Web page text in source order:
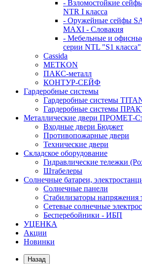
- Взломостойкие
NTR I класса
- Оружейные сейфы
MAXI - Словакия
- Мебельные и
серии NTL "S1 класса"
Cassida
METKON
ПАКС-металл
КОНТУР-СЕЙФ
Гардеробные системы
Гардеробные системы
Гардеробные системы
Металлические двери ПРОМЕТ-
Входные двери Бюджет
Противопожарные двери
Технические двери
Складское оборудование
Гидравлические тележки
Штабелеры
Солнечные батареи,
Солнечные панели
Стабилизаторы напряжения
Сетевые солнечные
Бесперебойники - ИБП
УЦЕНКА
Акции
Новинки
Назад